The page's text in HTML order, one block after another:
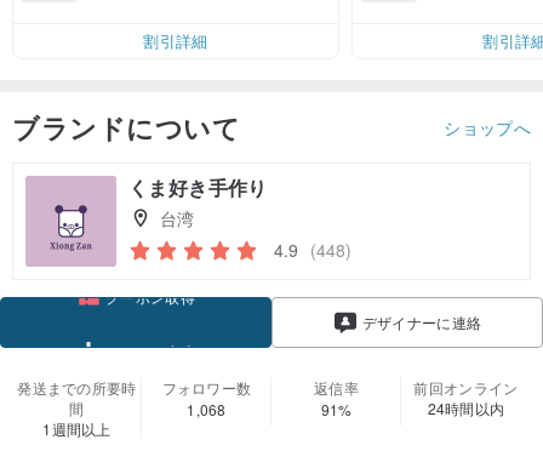
割引詳細
割引詳
ブランドについて ショップへ
くま好き手作り
台湾
4.9 (448)
デザイナーに連絡
発送までの所要時
間
1週間以上
フォロワー数
1,068
返信率
91%
前回オンライン
24時間以内